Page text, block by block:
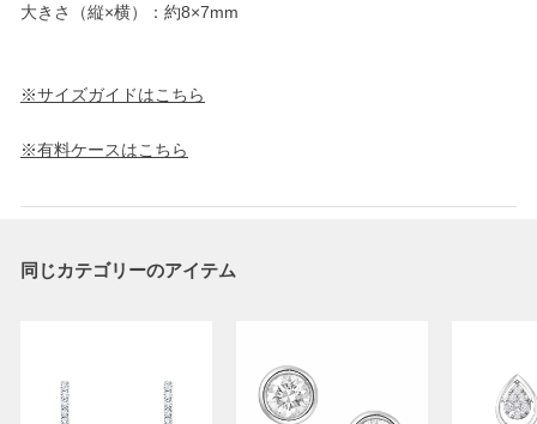
大きさ（縦×横）：約8×7mm
※サイズガイドはこちら
※有料ケースはこちら
同じカテゴリーのアイテム